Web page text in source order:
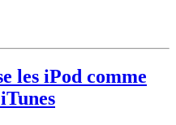
les iPod comme